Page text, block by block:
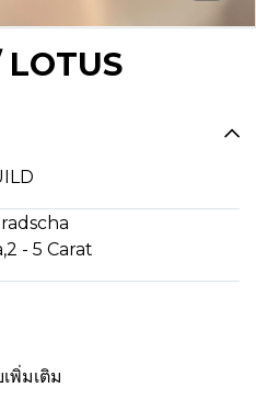
,2 - 5 Carat
พิ่มเติม